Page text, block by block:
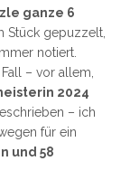
ganze 6
Stück gepuzzelt,
notiert.
– vor allem,
2024
– ich
für ein
und 58